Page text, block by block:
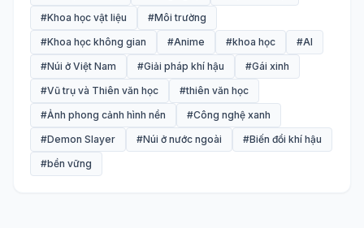
#Khoa học vật liệu
#Môi trường
#Khoa học không gian
#Anime #khoa học
#AI
#Núi ở Việt Nam
#Giải pháp khí hậu
#Gái xinh
#Vũ trụ và Thiên văn học
#thiên văn học
#Ảnh phong cảnh hình nền
#Công nghệ xanh
#Demon Slayer
#Núi ở nước ngoài
#Biến đổi khí hậu
#bền vững